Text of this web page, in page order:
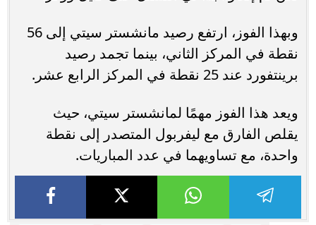
وبهذا الفوز، ارتفع رصيد مانشستر سيتي إلى 56
نقطة في المركز الثاني، بينما تجمد رصيد
برينتفورد عند 25 نقطة في المركز الرابع عشر.
ويعد هذا الفوز مهمًا لمانشستر سيتي، حيث
يقلص الفارق مع ليفربول المتصدر إلى نقطة
واحدة، مع تساويهما في عدد المباريات.